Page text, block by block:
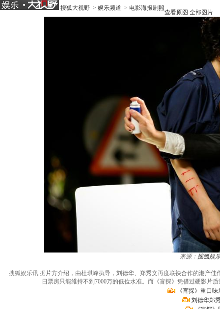
搜狐大视野 > 娱乐频道 > 电影海报剧照
查看原图 全部图片
来源： 搜狐娱
搜狐娱乐讯 据片方介绍，由杜琪峰执导，刘德华、郑秀文再度联袂合作的港产
日票房只能维持不到7000万的低位水准。而《盲探》凭借过硬影片
《盲探》重口
刘德华郑